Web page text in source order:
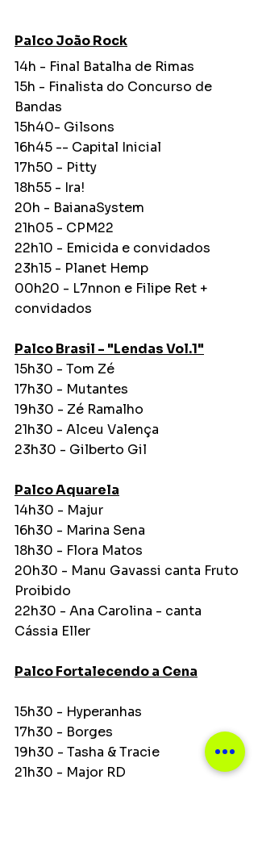
Palco João Rock
14h - Final Batalha de Rimas
15h - Finalista do Concurso de
Bandas
15h40- Gilsons
16h45 -- Capital Inicial
17h50 - Pitty
18h55 - Ira!
20h - BaianaSystem
21h05 - CPM22
22h10 - Emicida e convidados
23h15 - Planet Hemp
00h20 - L7nnon e Filipe Ret +
convidados
Palco Brasil - "Lendas Vol.1"
15h30 - Tom Zé
17h30 - Mutantes
19h30 - Zé Ramalho
21h30 - Alceu Valença
23h30 - Gilberto Gil
Palco Aquarela
14h30 - Majur
16h30 - Marina Sena
18h30 - Flora Matos
20h30 - Manu Gavassi canta Fruto
Proibido
22h30 - Ana Carolina - canta
Cássia Eller
Palco Fortalecendo a Cena
15h30 - Hyperanhas
17h30 - Borges
19h30 - Tasha & Tracie
21h30 - Major RD